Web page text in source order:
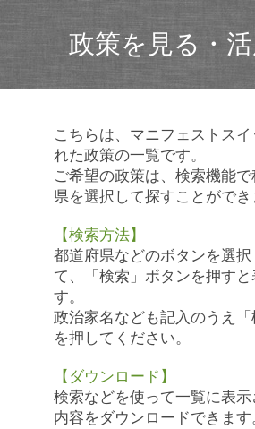
政策を見る・
こちらは、マニフェストスイ
れた政策の一覧です。
ご希望の政策は、検索機能
県を選択して探すことができ
【検索方法】
都道府県などのボタンを選択
て、「検索」ボタンを押すと
す。
政治家名なども記入のうえ
を押してください。
【ダウンロード】
検索などを使って一覧に表
内容をダウンロードできます